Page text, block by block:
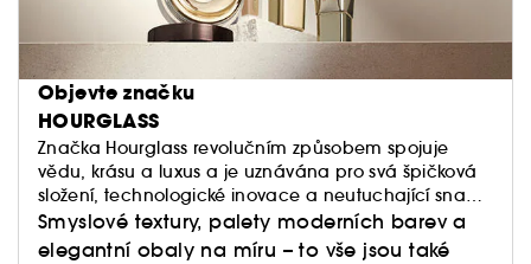
Objevte značku
HOURGLASS
Značka Hourglass revolučním způsobem spojuje
vědu, krásu a luxus a je uznávána pro svá špičková
složení, technologické inovace a neutuchající snahu
o nalézání svých nových podob.
Smyslové textury, palety moderních barev a
elegantní obaly na míru – to vše jsou také